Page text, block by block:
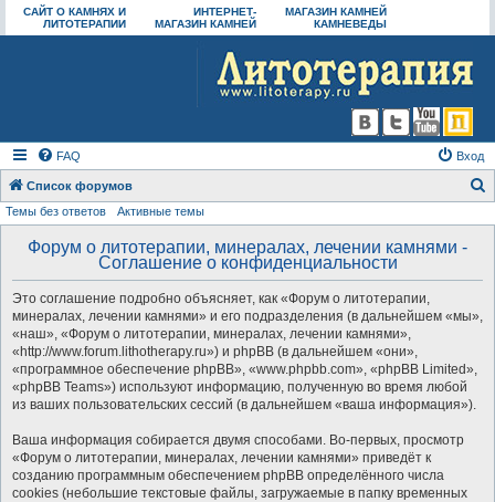
САЙТ О КАМНЯХ И
ЛИТОТЕРАПИИ
ИНТЕРНЕТ-
МАГАЗИН КАМНЕЙ
МАГАЗИН КАМНЕЙ
КАМНЕВЕДЫ
FAQ Вход
Список форумов
Темы без ответов Активные темы
Форум о литотерапии, минералах, лечении камнями -
Соглашение о конфиденциальности
Это соглашение подробно объясняет, как «Форум о литотерапии,
минералах, лечении камнями» и его подразделения (в дальнейшем «мы»,
«наш», «Форум о литотерапии, минералах, лечении камнями»,
«http://www.forum.lithotherapy.ru») и phpBB (в дальнейшем «они»,
«программное обеспечение phpBB», «www.phpbb.com», «phpBB Limited»,
«phpBB Teams») используют информацию, полученную во время любой
из ваших пользовательских сессий (в дальнейшем «ваша информация»).
Ваша информация собирается двумя способами. Во-первых, просмотр
«Форум о литотерапии, минералах, лечении камнями» приведёт к
созданию программным обеспечением phpBB определённого числа
cookies (небольшие текстовые файлы, загружаемые в папку временных